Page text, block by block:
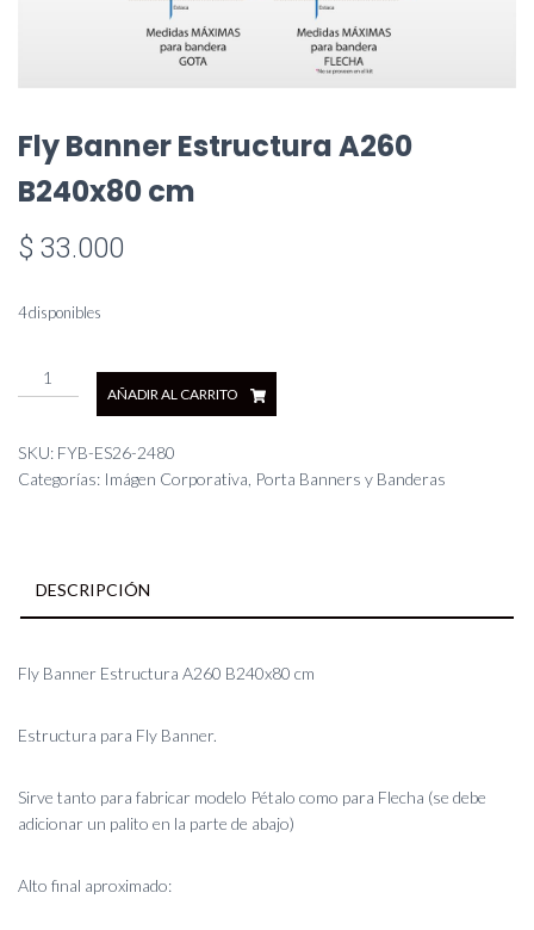
Fly Banner Estructura A260
B240x80 cm
$ 33.000
4 disponibles
Banner
A260
B240x80
AÑADIR AL CARRITO
SKU: FYB-ES26-2480
Categorías: Imágen Corporativa Porta Banners y Banderas
DESCRIPCIÓN
Fly Banner Estructura A260 B240x80 cm
Estructura para Fly Banner.
Sirve tanto para fabricar modelo Pétalo como para Flecha (se debe
adicionar un palito en la parte de abajo)
Alto final aproximado: